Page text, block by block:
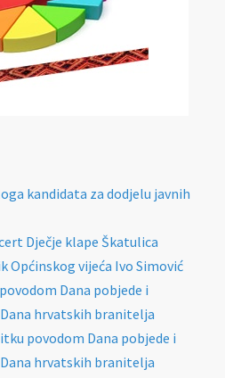
kandidata za dodjelu javnih
Dječje klape Škatulica
Općinskog vijeća Ivo Simović
Dana pobjede i
hrvatskih branitelja
povodom Dana pobjede i
hrvatskih branitelja